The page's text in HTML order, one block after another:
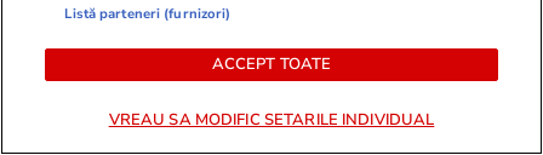
Auto
Un Mercedes 560SE clasic, testat la maximum
pe Autobahn: cât de rapid mai este modelul
de colecție
Listă parteneri (furnizori)
ACCEPT TOATE
VREAU SA MODIFIC SETARILE INDIVIDUAL